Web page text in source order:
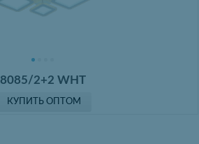
8085/2+2 WHT
КУПИТЬ ОПТОМ